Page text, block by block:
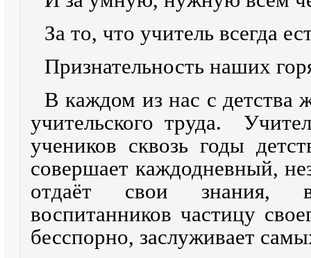
За то, что учитель всегда
Признательность наших
В каждом из нас с детства
учительского труда.
учеников сквозь годы
совершает каждодневный,
отдаёт свои знания,
воспитанников частицу
бесспорно, заслуживает